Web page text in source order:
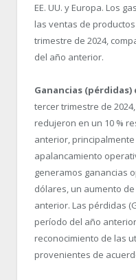
EE. UU. y Europa. Los
las ventas de
trimestre de 2024,
del año anterior.
Ganancias (pérdidas)
tercer trimestre de
redujeron en un 10 %
anterior,
apalancamiento
generamos ganancias
dólares, un aumento
anterior. Las pérdidas
período del año
reconocimiento de las
provenientes de